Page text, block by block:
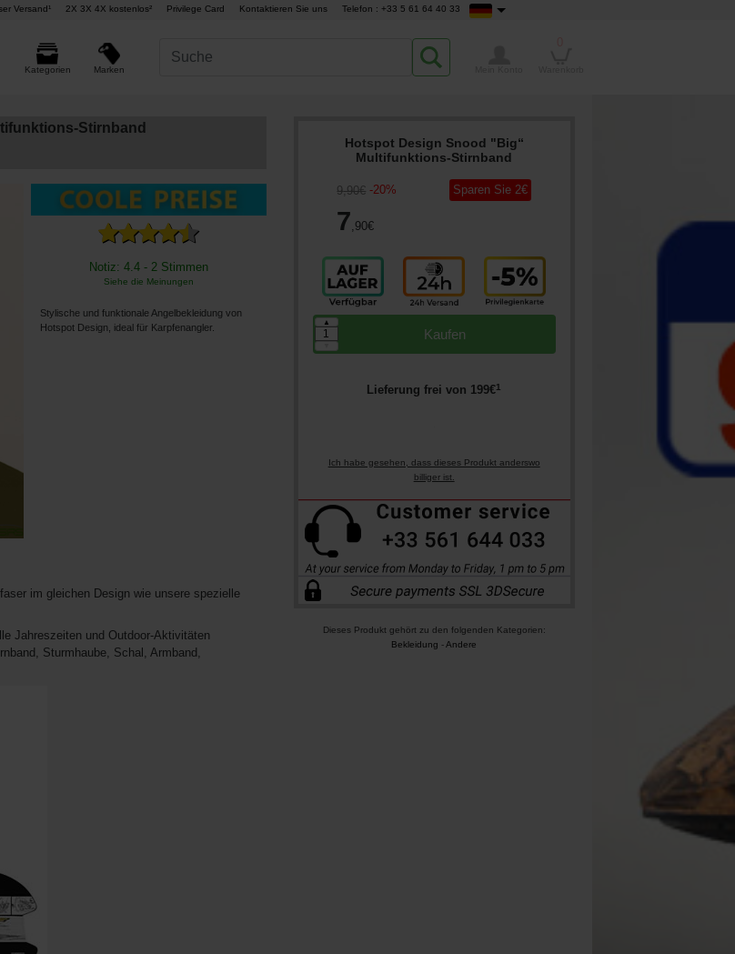
Versand¹ 2X 3X 4X kostenlos² Privilege Card Kontaktieren Sie uns Telefon : +33 5 61 64 40 33
Kategorien Marken
Stirnband
Notiz: 4.4 - 2 Stimmen
Siehe die Meinungen
Stylische und funktionale Angelbekleidung von
Hotspot Design, ideal für Karpfenangler.
Hotspot Design Snood "Big“
Multifunktions-Stirnband
9,90€ -20%
7,90€
Sparen Sie 2€
Kaufen
▲
Lieferung frei von 199€1
Ich habe gesehen, dass dieses Produkt anderswo
billiger ist.
Dieses Produkt gehört zu den folgenden Kategorien:
Bekleidung -Andere
im gleichen Design wie unsere spezielle
Jahreszeiten und Outdoor-Aktivitäten
Sturmhaube, Schal, Armband,